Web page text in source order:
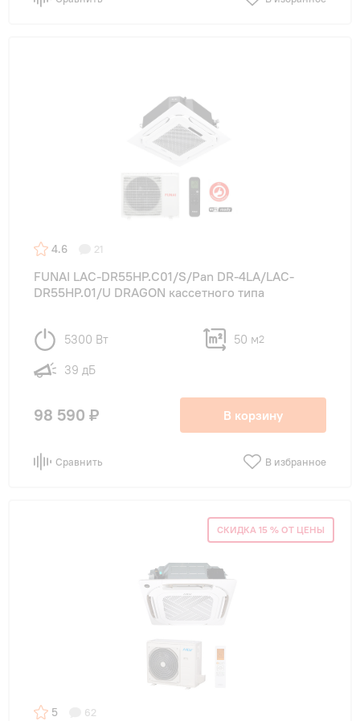
4.6 21
FUNAI LAC-DR55HP.C01/S/Pan DR-4LA/LAC-
DR55HP.01/U DRAGON кассетного типа
5300 Вт 50 м2
39 дБ
98 590 ₽ В корзину
Сравнить В избранное
СКИДКА 15 % ОТ ЦЕНЫ
5 62